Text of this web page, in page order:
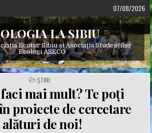
07/08/2026
LA SIBIU
Ecotur Sibiu și Asociația Studenților
Ecologi ASECO
POSTED
IN
ŞTIRI
mai mult? Te poți
proiecte de cercetare
alături de noi!